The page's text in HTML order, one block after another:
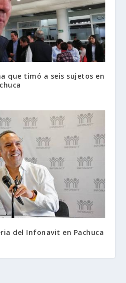
que timó a seis sujetos en
del Infonavit en Pachuca